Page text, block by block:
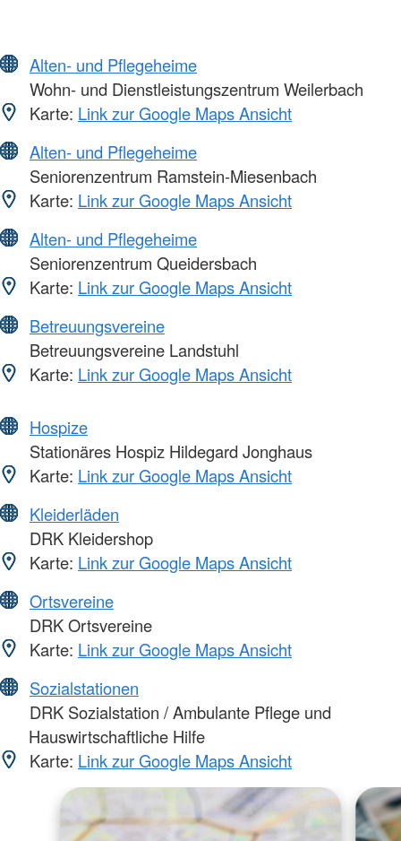
Alten- und Pflegeheime
Wohn- und Dienstleistungszentrum Weilerbach
Karte: Link zur Google Maps Ansicht
Alten- und Pflegeheime
Seniorenzentrum Ramstein-Miesenbach
Karte: Link zur Google Maps Ansicht
Alten- und Pflegeheime
Seniorenzentrum Queidersbach
Karte: Link zur Google Maps Ansicht
Betreuungsvereine
Betreuungsvereine Landstuhl
Karte: Link zur Google Maps Ansicht
Hospize
Stationäres Hospiz Hildegard Jonghaus
Karte: Link zur Google Maps Ansicht
Kleiderläden
DRK Kleidershop
Karte: Link zur Google Maps Ansicht
Ortsvereine
DRK Ortsvereine
Karte: Link zur Google Maps Ansicht
Sozialstationen
DRK Sozialstation / Ambulante Pflege und
Hauswirtschaftliche Hilfe
Karte: Link zur Google Maps Ansicht